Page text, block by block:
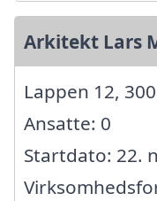
Arkitekt Lars
Lappen 12,
Ansatte: 0
Startdato: 22.